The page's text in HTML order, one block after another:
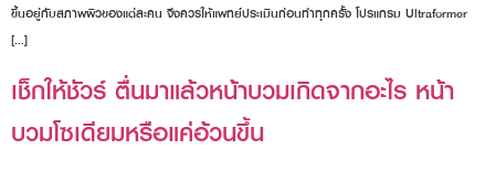
ขึ้นอยู่กับสภาพผิวของแต่ละคน จึงควรให้แพทย์ประเมินก่อนทำทุกครั้ง โปรแกรม Ultraformer
[…]
เช็กให้ชัวร์ ตื่นมาแล้วหน้าบวมเกิดจากอะไร หน้า
บวมโซเดียมหรือแค่อ้วนขึ้น